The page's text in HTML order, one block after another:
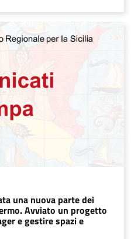
una nuova parte dei
Avviato un progetto
e gestire spazi e